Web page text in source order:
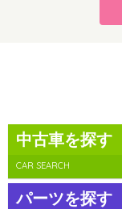
中古車を探す
CAR SEARCH
パーツを探す